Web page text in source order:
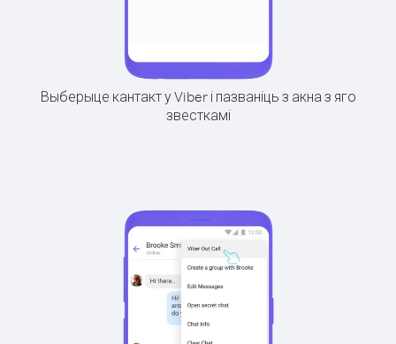
Выберыце кантакт у Viber і пазваніць з акна з яго
звесткамі